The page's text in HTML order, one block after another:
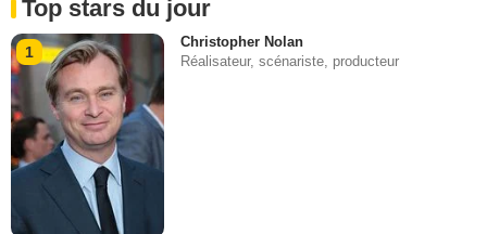
Top stars du jour
1
Christopher Nolan
Réalisateur, scénariste, producteur